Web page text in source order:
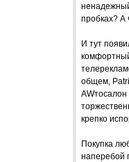
пробках? А
И тут
общем,
крепко
Покупка
наперебой